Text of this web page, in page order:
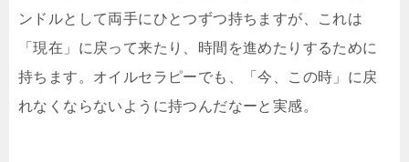
ンドルとして両手にひとつずつ持ちますが、これは
「現在」に戻って来たり、時間を進めたりするために
持ちます。オイルセラピーでも、「今、この時」に戻
れなくならないように持つんだなーと実感。